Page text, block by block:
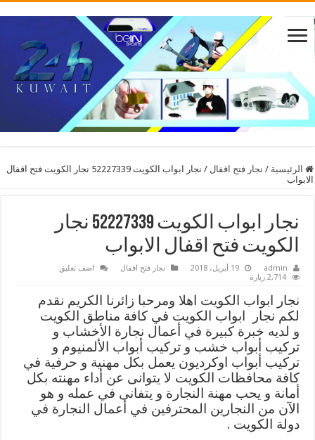
الرئيسية / نجار فتح اقفال /
نجار ابواب الكويت 52227339 نجار الكويت فتح اقفال
الابواب
نجار ابواب الكويت 52227339 نجار
الكويت فتح اقفال الابواب
admin 19 أبريل، 2018 نجار فتح اقفال
اضف تعليق
2,714 زيارة
نجار ابواب الكويت اهلا ومرحبا زائرنا الكريم نقدم
لكم نجار ابواب الكويت في كافة مناطق الكويت
و لديه خبرة كبيرة في أعمال نجارة الأخشاب و
تركيب أبواب خشب و تركيب أبواب الألمنيوم و
تركيب أبواب اوكرديون يعمل بكل مهنية و حرفية في
كافة محافظات الكويت لا يتوانى عن أداء مهنته بكل
أمانة و يحب مهنة النجارة و يتفانى في عمله و هو
الآن من النجارين المحترفين في أعمال النجارة في
دولة الكويت .